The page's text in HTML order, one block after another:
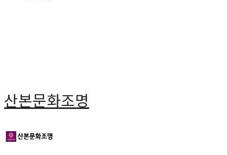
산본문화조명